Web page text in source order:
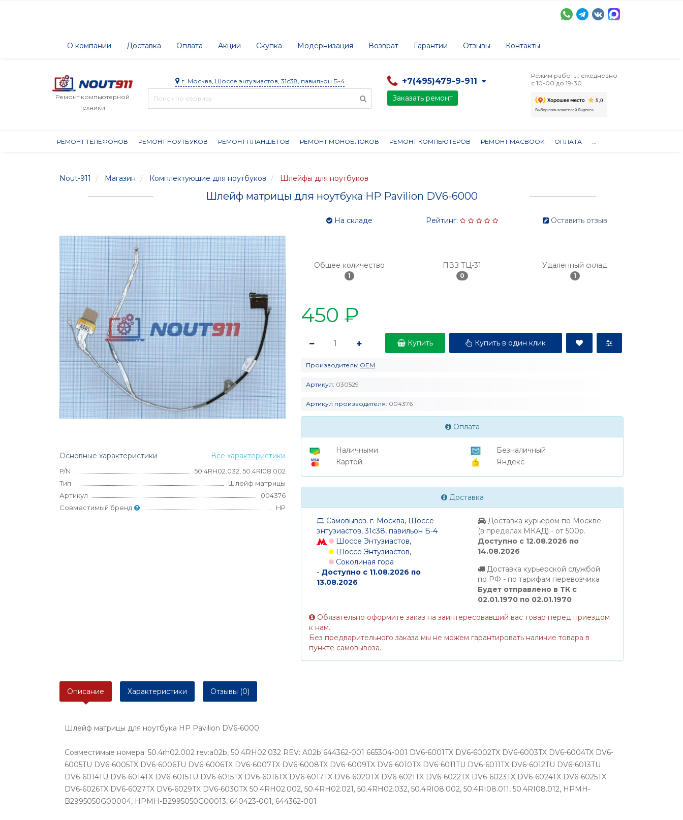
О компании Доставка Оплата Акции Скупка Модернизация Возврат Гарантии Отзывы Контакты
Ремонт компьютерной
техники
г. Москва, Шоссе энтузиастов, 31с38, павильон Б-4 +7(495)479-9-911
Заказать ремонт
Режим работы: ежедневно
с 10-00 до 19-30
РЕМОНТ ТЕЛЕФОНОВ РЕМОНТ НОУТБУКОВ РЕМОНТ ПЛАНШЕТОВ РЕМОНТ МОНОБЛОКОВ РЕМОНТ КОМПЬЮТЕРОВ РЕМОНТ MACBOOK ОПЛАТА ...
Nout-911 Магазин Комплектующие для ноутбуков Шлейфы для ноутбуков
Шлейф матрицы для ноутбука HP Pavilion DV6-6000
Основные характеристики Все характеристики
P/N
50.4RH02.032, 50.4RI08.002
Тип
Шлейф матрицы
Артикул
004376
Совместимый бренд
HP
На складе
Общее количество
1
Рейтинг:
ПВЗ ТЦ-31
0
Оставить отзыв
Удаленный склад
1
450 ₽
Купить Купить в один клик
Производитель: OEM
Артикул: 030529
Артикул производителя: 004376
Оплата
Наличными
Картой
Безналичный
Яндекс
Доставка
Самовывоз. г. Москва, Шоссе
энтузиастов, 31с38, павильон Б-4
Шоссе Энтузиастов,
Шоссе Энтузиастов,
Соколиная гора
- Доступно с 11.08.2026 по
13.08.2026
Доставка курьером по Москве
(в пределах МКАД) - от 500р.
Доступно с 12.08.2026 по
14.08.2026
Доставка курьерской службой
по РФ - по тарифам перевозчика
Будет отправлено в ТК с
02.01.1970 по 02.01.1970
Обязательно оформите заказ на заинтересовавший вас товар перед приездом
к нам.
Без предварительного заказа мы не можем гарантировать наличие товара в
пункте самовывоза.
Описание Характеристики Отзывы (0)
Шлейф матрицы для ноутбука HP Pavilion DV6-6000
Совместимые номера: 50.4rh02.002 rev:a02b, 50.4RH02.032 REV: A02b 644362-001 665304-001 DV6-6001TX DV6-6002TX DV6-6003TX DV6-6004TX DV6-
6005TU DV6-6005TX DV6-6006TU DV6-6006TX DV6-6007TX DV6-6008TX DV6-6009TX DV6-6010TX DV6-6011TU DV6-6011TX DV6-6012TU DV6-6013TU
DV6-6014TU DV6-6014TX DV6-6015TU DV6-6015TX DV6-6016TX DV6-6017TX DV6-6020TX DV6-6021TX DV6-6022TX DV6-6023TX DV6-6024TX DV6-6025TX
DV6-6026TX DV6-6027TX DV6-6029TX DV6-6030TX 50.4RH02.002, 50.4RH02.021, 50.4RH02.032, 50.4RI08.002, 50.4RI08.011, 50.4RI08.012, HPMH-
B2995050G00004, HPMH-B2995050G00013, 640423-001, 644362-001